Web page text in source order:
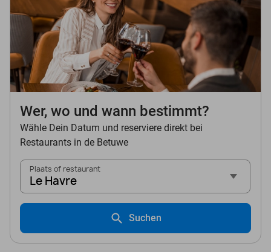
Wer, wo und wann bestimmt?
Wähle Dein Datum und reserviere direkt bei
Restaurants in de Betuwe
Plaats of restaurant
Le Havre
Suchen